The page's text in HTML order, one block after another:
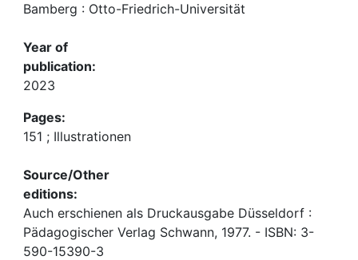
Bamberg : Otto-Friedrich-Universität
Year of
publication:
2023
Pages:
151 ; Illustrationen
Source/Other
editions:
Auch erschienen als Druckausgabe Düsseldorf :
Pädagogischer Verlag Schwann, 1977. - ISBN: 3-
590-15390-3